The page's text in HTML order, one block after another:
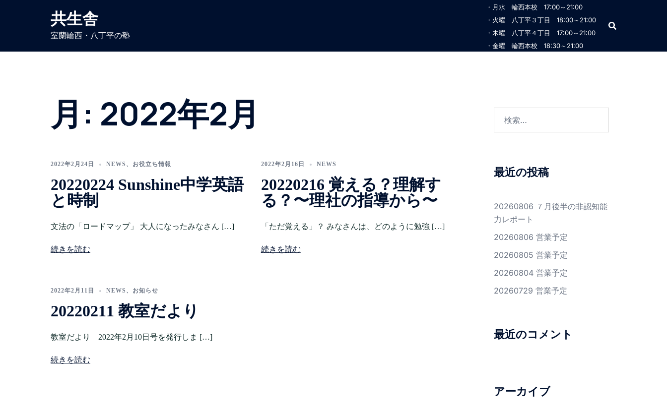
共生舎
室蘭輪西・八丁平の塾
・月水 輪西本校 17:00～21:00
・火曜 八丁平３丁目 18:00～21:00
・木曜 八丁平４丁目 17:00～21:00
・金曜 輪西本校 18:30～21:00
月: 2022年2月
2022年2月24日 NEWS 、 お役立ち情報
20220224 Sunshine中学英語
と時制
文法の「ロードマップ」 大人になったみなさん […]
続きを読む
2022年2月16日 NEWS
20220216 覚える？理解す
る？〜理社の指導から〜
「ただ覚える」？ みなさんは、どのように勉強 […]
続きを読む
2022年2月11日 NEWS 、 お知らせ
20220211 教室だより
教室だより 2022年2月10日号を発行しま […]
続きを読む
最近の投稿
20260806 ７月後半の非認知能
力レポート
20260806 営業予定
20260805 営業予定
20260804 営業予定
20260729 営業予定
最近のコメント
アーカイブ